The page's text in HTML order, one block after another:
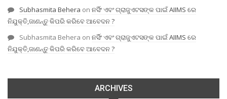
Subhasmita Behera on ନର୍ସିଂ ଏବଂ ଗ୍ରାଜୁଏଟସଙ୍କ ପାଇଁ AIIMS ରେ
ନିଯୁକ୍ତି,ଜାଣନ୍ତୁ କିପରି କରିବେ ଆବେଦନ ?
Subhasmita Behera on ନର୍ସିଂ ଏବଂ ଗ୍ରାଜୁଏଟସଙ୍କ ପାଇଁ AIIMS ରେ
ନିଯୁକ୍ତି,ଜାଣନ୍ତୁ କିପରି କରିବେ ଆବେଦନ ?
ARCHIVES